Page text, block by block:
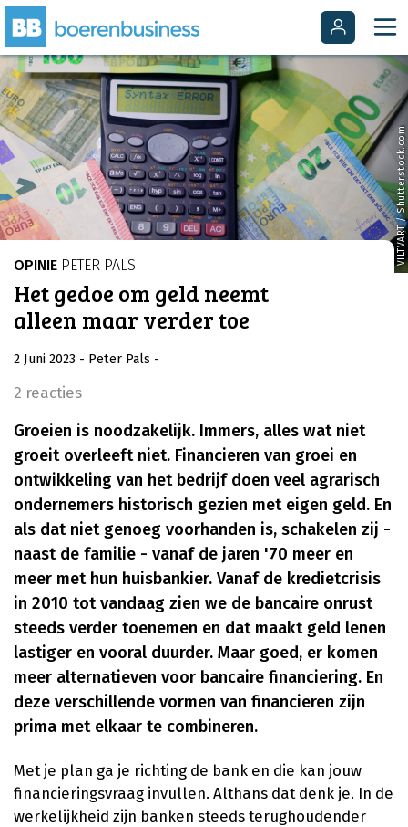
VILTVART / Shutterstock.com
OPINIE PETER PALS
Het gedoe om geld neemt
alleen maar verder toe
2 Juni 2023 - Peter Pals -
2 reacties
Groeien is noodzakelijk. Immers, alles wat niet
groeit overleeft niet. Financieren van groei en
ontwikkeling van het bedrijf doen veel agrarisch
ondernemers historisch gezien met eigen geld. En
als dat niet genoeg voorhanden is, schakelen zij -
naast de familie - vanaf de jaren '70 meer en
meer met hun huisbankier. Vanaf de kredietcrisis
in 2010 tot vandaag zien we de bancaire onrust
steeds verder toenemen en dat maakt geld lenen
lastiger en vooral duurder. Maar goed, er komen
meer alternatieven voor bancaire financiering. En
deze verschillende vormen van financieren zijn
prima met elkaar te combineren.
Met je plan ga je richting de bank en die kan jouw
financieringsvraag invullen. Althans dat denk je. In de
werkelijkheid zijn banken steeds terughoudender